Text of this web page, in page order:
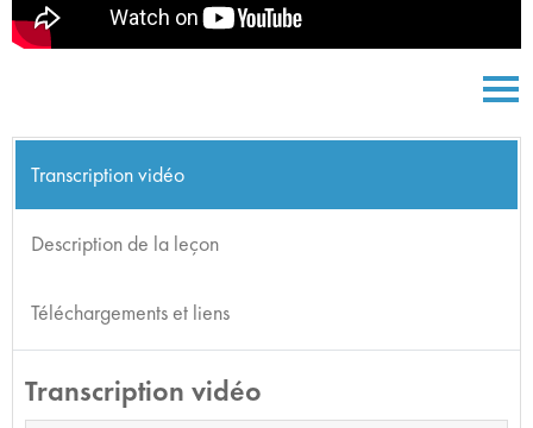
Transcription vidéo
Description de la leçon
Téléchargements et liens
Transcription vidéo